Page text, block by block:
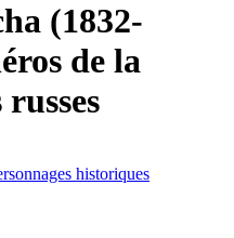
(1832-
de la
historiques